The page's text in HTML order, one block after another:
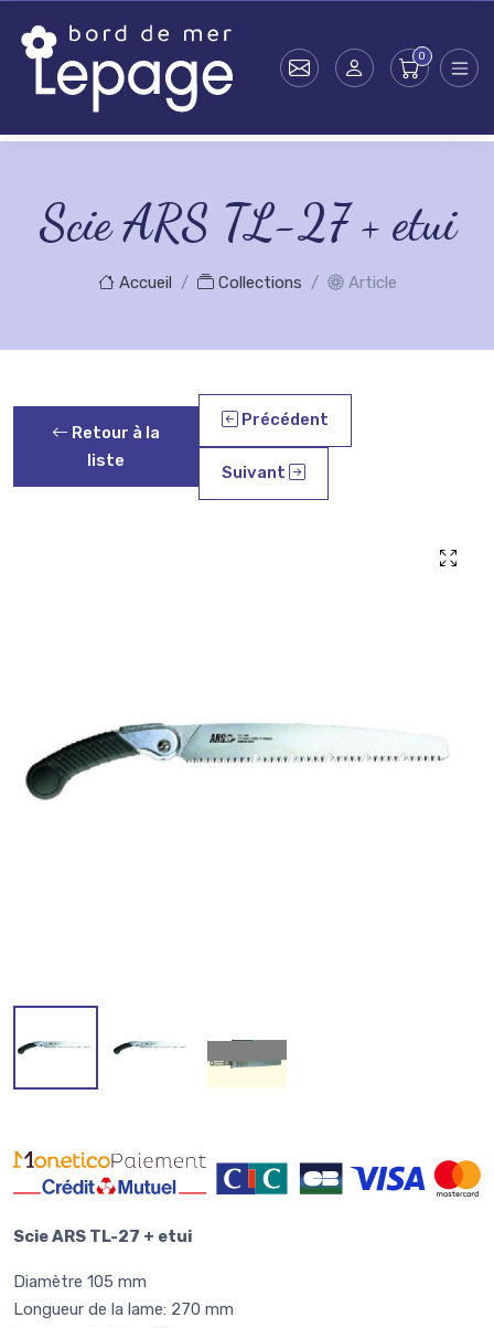
Scie ARS TL-27 + etui
Accueil Collections Article
Retour à la
liste
Précédent
Suivant
Scie ARS TL-27 + etui
Diamètre 105 mm
Longueur de la lame: 270 mm